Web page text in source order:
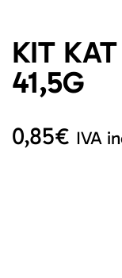
KIT
41,5G
0,85€ IVA